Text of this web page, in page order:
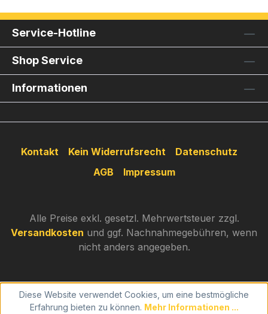
Service-Hotline
Shop Service
Informationen
Kontakt Kein Widerrufsrecht
Datenschutz
AGB
Impressum
Alle Preise exkl. gesetzl. Mehrwertsteuer zzgl.
Versandkosten und ggf. Nachnahmegebühren, wenn
nicht anders angegeben.
Diese Website verwendet Cookies, um eine bestmögliche
Erfahrung bieten zu können. Mehr Informationen ...